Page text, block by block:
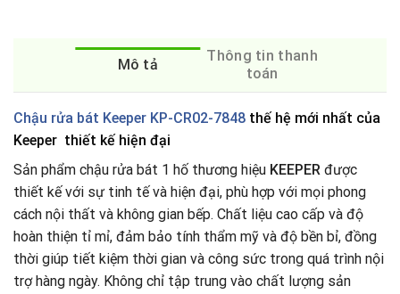
Mô tả
Thông tin thanh
toán
Chậu rửa bát Keeper KP-CR02-7848 thế hệ mới nhất của
Keeper thiết kế hiện đại
Sản phẩm chậu rửa bát 1 hố thương hiệu KEEPER được
thiết kế với sự tinh tế và hiện đại, phù hợp với mọi phong
cách nội thất và không gian bếp. Chất liệu cao cấp và độ
hoàn thiện tỉ mỉ, đảm bảo tính thẩm mỹ và độ bền bỉ, đồng
thời giúp tiết kiệm thời gian và công sức trong quá trình nội
trợ hàng ngày. Không chỉ tập trung vào chất lượng sản